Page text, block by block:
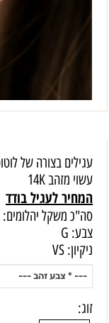
עגילים בצורה של
עשוי מזהב 14K
המחיר לעגיל בודד
סה"כ משקל יהלומים: 0.12
צבע: G
ניקיון: VS
זוג: